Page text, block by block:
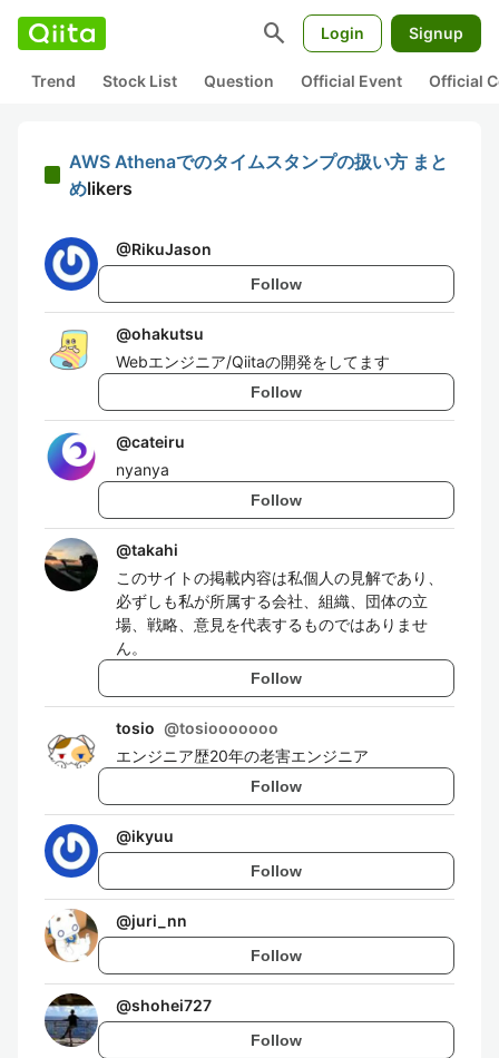
search Login Signup
Trend Stock List Question Official Event Official
AWS Athenaでのタイムスタンプの扱い方 まと
めlikers
@RikuJason
Follow
@ohakutsu
Webエンジニア/Qiitaの開発をしてます
Follow
@cateiru
nyanya
Follow
@takahi
このサイトの掲載内容は私個人の見解であり、
必ずしも私が所属する会社、組織、団体の立
場、戦略、意見を代表するものではありませ
ん。
Follow
tosio @tosiooooooo
エンジニア歴20年の老害エンジニア
Follow
@ikyuu
Follow
@juri_nn
Follow
@shohei727
Follow